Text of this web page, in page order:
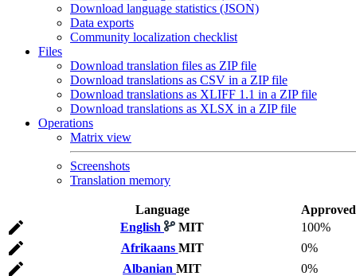
Download language statistics (JSON)
Data exports
Community localization checklist
Files
Download translation files as ZIP file
Download translations as CSV in a ZIP file
Download translations as XLIFF 1.1 in a ZIP file
Download translations as XLSX in a ZIP file
Operations
Matrix view
Screenshots
Translation memory
Language Approved
English
MIT 100%
Afrikaans MIT 0%
Albanian MIT 0%